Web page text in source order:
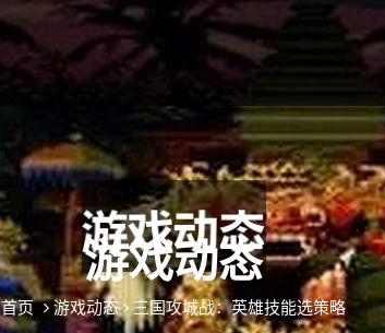
游戏动态
首页 游戏动态 三国攻城战：英雄技能选策略